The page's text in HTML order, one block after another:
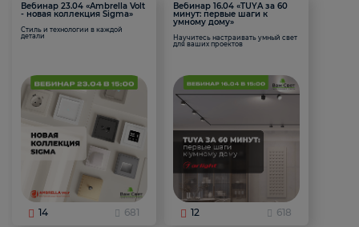
Вебинар 23.04 «Ambrella Volt
- новая коллекция Sigma»
Стиль и технологии в каждой
детали
14 681
Вебинар 16.04 «TUYA за 60
минут: первые шаги к
умному дому»
Научитесь настраивать умный свет
для ваших проектов
12 618